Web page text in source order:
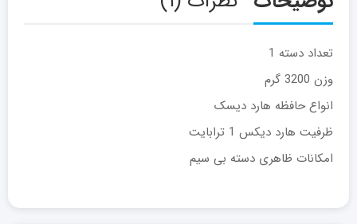
یک
ریجن
امارات
عدد
تعداد دسته 1
وزن 3200 گرم
انواع حافظه هارد دیسک
ظرفیت هارد دیکس 1 ترابایت
امکانات ظاهری دسته بی سیم